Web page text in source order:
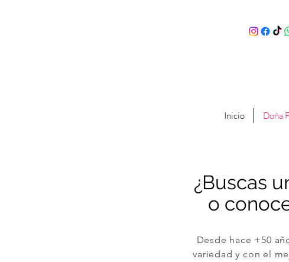
Inicio Doña
¿Buscas
o
Desde hace +50
variedad y con el